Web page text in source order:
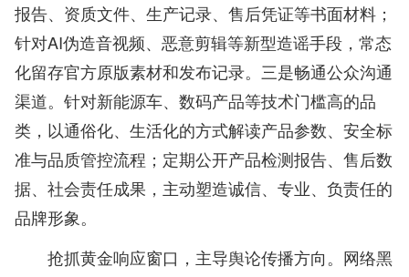
报告、资质文件、生产记录、售后凭证等书面材料；
针对AI伪造音视频、恶意剪辑等新型造谣手段，常态
化留存官方原版素材和发布记录。三是畅通公众沟通
渠道。针对新能源车、数码产品等技术门槛高的品
类，以通俗化、生活化的方式解读产品参数、安全标
准与品质管控流程；定期公开产品检测报告、售后数
据、社会责任成果，主动塑造诚信、专业、负责任的
品牌形象。
抢抓黄金响应窗口，主导舆论传播方向。 网络黑